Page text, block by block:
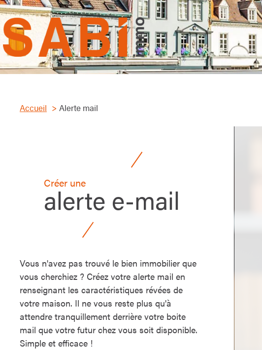
Accueil Alerte mail
Créer une
alerte e-mail
Vous n'avez pas trouvé le bien immobilier que
vous cherchiez ? Créez votre alerte mail en
renseignant les caractéristiques révées de
votre maison. Il ne vous reste plus qu'à
attendre tranquillement derrière votre boite
mail que votre futur chez vous soit disponible.
Simple et efficace !